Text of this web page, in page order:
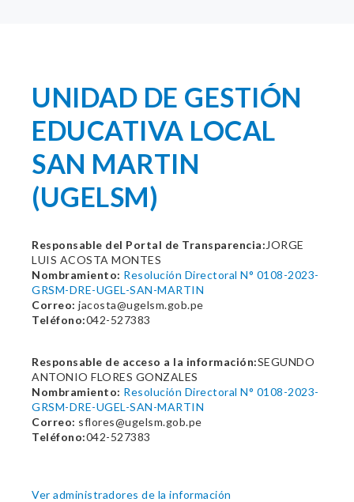
UNIDAD DE GESTIÓN
EDUCATIVA LOCAL
SAN MARTIN
(UGELSM)
Responsable del Portal de Transparencia: JORGE
LUIS ACOSTA MONTES
Nombramiento: Resolución Directoral N° 0108-2023-
GRSM-DRE-UGEL-SAN-MARTIN
Correo: jacosta@ugelsm.gob.pe
Teléfono:042-527383
Responsable de acceso a la información:SEGUNDO
ANTONIO FLORES GONZALES
Nombramiento: Resolución Directoral N° 0108-2023-
GRSM-DRE-UGEL-SAN-MARTIN
Correo: sflores@ugelsm.gob.pe
Teléfono:042-527383
Ver administradores de la información